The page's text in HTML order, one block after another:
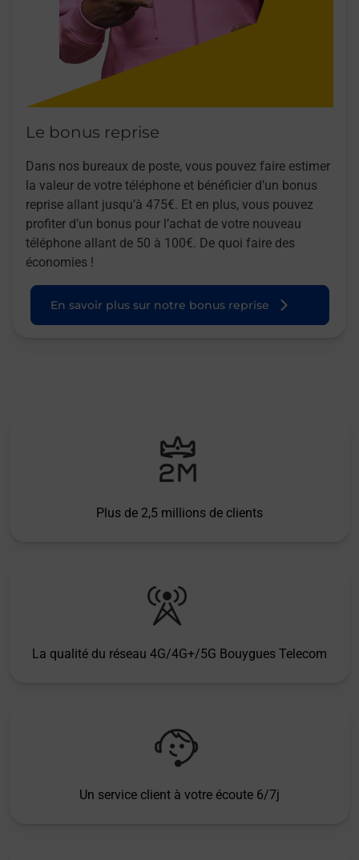
Le bonus reprise
Dans nos bureaux de poste, vous pouvez faire estimer
la valeur de votre téléphone et bénéficier d’un bonus
reprise allant jusqu’à 475€. Et en plus, vous pouvez
profiter d’un bonus pour l’achat de votre nouveau
téléphone allant de 50 à 100€. De quoi faire des
économies !
En savoir plus sur notre bonus reprise
Plus de 2,5 millions de clients
La qualité du réseau 4G/4G+/5G Bouygues Telecom
Un service client à votre écoute 6/7j